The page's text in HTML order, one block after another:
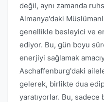
değil, aynı zamanda
Almanya'daki
genellikle besleyici ve
ediyor. Bu, gün boyu
enerjiyi sağlamak
Aschaffenburg'daki
gelerek, birlikte dua
yaratıyorlar. Bu, sadece